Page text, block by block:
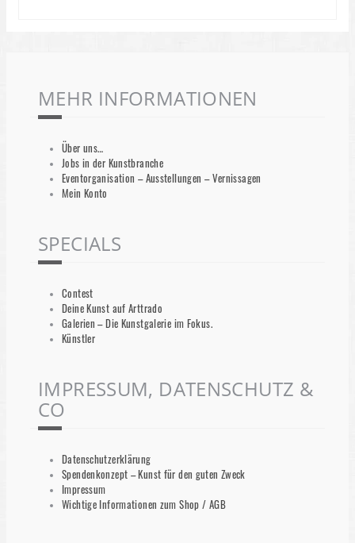
MEHR INFORMATIONEN
Über uns…
Jobs in der Kunstbranche
Eventorganisation – Ausstellungen – Vernissagen
Mein Konto
SPECIALS
Contest
Deine Kunst auf Arttrado
Galerien – Die Kunstgalerie im Fokus.
Künstler
IMPRESSUM, DATENSCHUTZ &
CO
Datenschutzerklärung
Spendenkonzept – Kunst für den guten Zweck
Impressum
Wichtige Informationen zum Shop / AGB